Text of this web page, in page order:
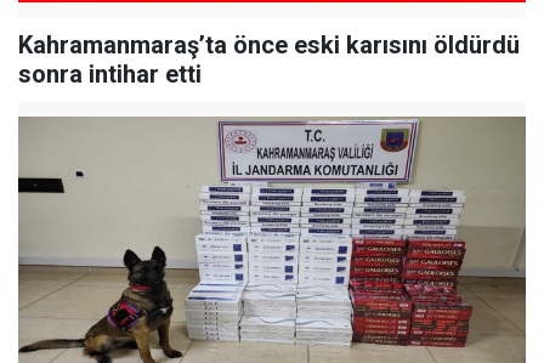
Kahramanmaraş’ta önce eski karısını öldürdü
sonra intihar etti